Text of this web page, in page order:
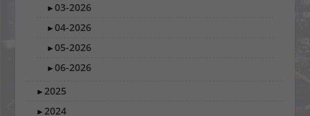
►03-2026
►04-2026
►05-2026
►06-2026
►2025
►2024